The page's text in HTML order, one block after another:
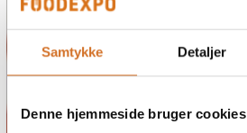
Samtykke Detaljer
Denne hjemmeside bruger cookies